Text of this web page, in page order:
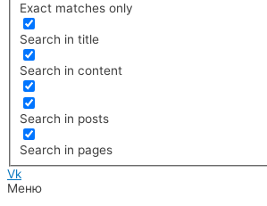
Exact matches only
Search in title
Search in content
Search in posts
Search in pages
Vk
Меню